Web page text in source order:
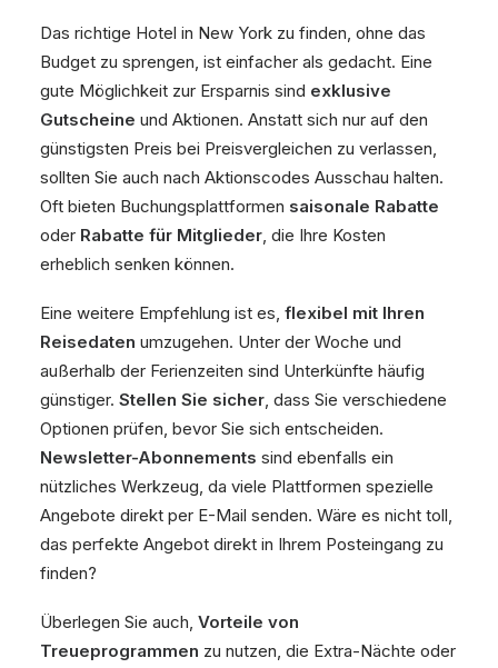
Das richtige Hotel in New York zu finden, ohne das
Budget zu sprengen, ist einfacher als gedacht. Eine
gute Möglichkeit zur Ersparnis sind exklusive
Gutscheine und Aktionen. Anstatt sich nur auf den
günstigsten Preis bei Preisvergleichen zu verlassen,
sollten Sie auch nach Aktionscodes Ausschau halten.
Oft bieten Buchungsplattformen saisonale Rabatte
oder Rabatte für Mitglieder, die Ihre Kosten
erheblich senken können.
Eine weitere Empfehlung ist es, flexibel mit Ihren
Reisedaten umzugehen. Unter der Woche und
außerhalb der Ferienzeiten sind Unterkünfte häufig
günstiger. Stellen Sie sicher, dass Sie verschiedene
Optionen prüfen, bevor Sie sich entscheiden.
Newsletter-Abonnements sind ebenfalls ein
nützliches Werkzeug, da viele Plattformen spezielle
Angebote direkt per E-Mail senden. Wäre es nicht toll,
das perfekte Angebot direkt in Ihrem Posteingang zu
finden?
Überlegen Sie auch, Vorteile von
Treueprogrammen zu nutzen, die Extra-Nächte oder